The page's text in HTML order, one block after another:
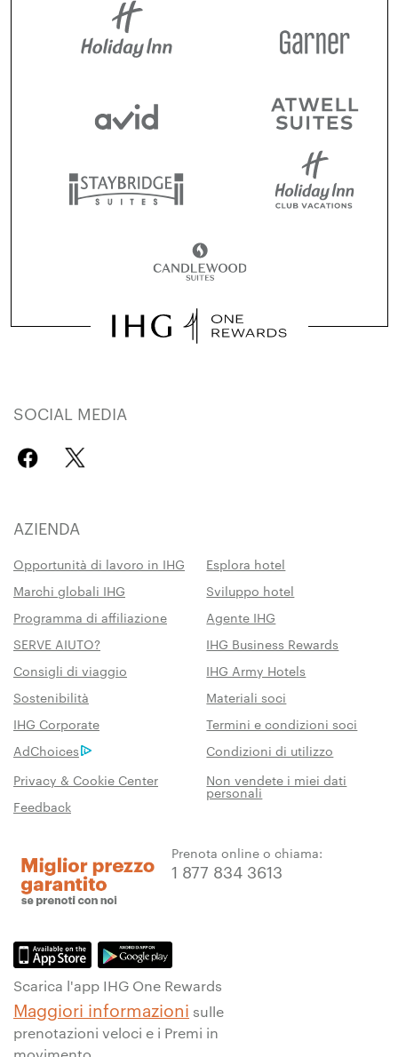
SOCIAL MEDIA
AZIENDA
Opportunità di lavoro in IHG
Esplora hotel
Marchi globali IHG
Sviluppo hotel
Programma di affiliazione
Agente IHG
SERVE AIUTO?
IHG Business Rewards
Consigli di viaggio
IHG Army Hotels
Sostenibilità
Materiali soci
IHG Corporate
Termini e condizioni soci
AdChoices
Condizioni di utilizzo
Privacy & Cookie Center
Non vendete i miei dati
personali
Feedback
Prenota online o chiama:
1 877 834 3613
Scarica l'app IHG One Rewards
Maggiori informazioni sulle
prenotazioni veloci e i Premi in